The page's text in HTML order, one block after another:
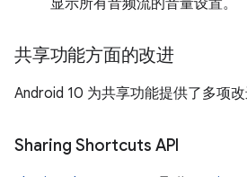
显示所有音频流的音量设置。
共享功能方面的改进
Android 10 为共享功能提供了多项改
Sharing Shortcuts API